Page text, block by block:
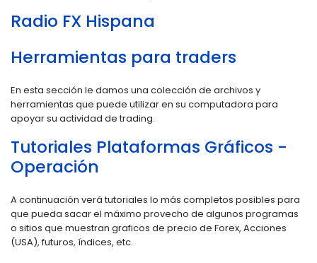
Radio FX Hispana
Herramientas para traders
En esta sección le damos una colección de archivos y
herramientas que puede utilizar en su computadora para
apoyar su actividad de trading.
Tutoriales Plataformas Gráficos -
Operación
A continuación verá tutoriales lo más completos posibles para
que pueda sacar el máximo provecho de algunos programas
o sitios que muestran graficos de precio de Forex, Acciones
(USA), futuros, índices, etc.